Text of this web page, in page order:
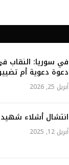
في سوريا: النقاب
دعوة دعوية أم
أبريل 25, 2026
انتشال أشلاء
أبريل 12, 2025